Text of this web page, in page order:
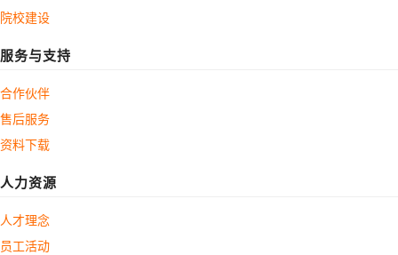
院校建设
服务与支持
合作伙伴
售后服务
资料下载
人力资源
人才理念
员工活动